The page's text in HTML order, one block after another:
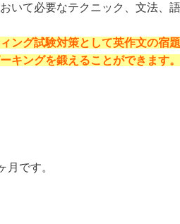
いて必要なテクニック、文法、
ング試験対策として英作文の宿
キングを鍛えることができます。
月です。